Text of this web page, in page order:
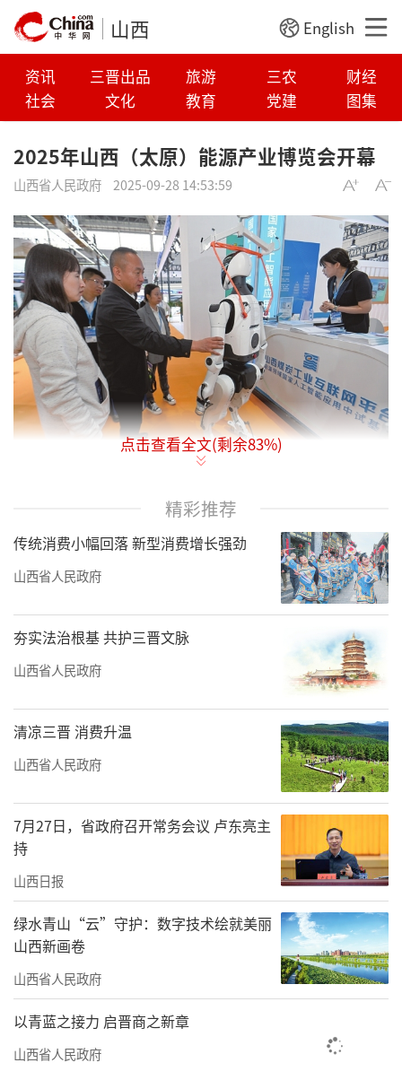
山西 English
资讯 三晋出品 旅游 三农
财经
社会
文化 教育 党建 图集
2025年山西（太原）能源产业博览会开幕
山西省人民政府 2025-09-28 14:53:59
机器人已应用于矿下主煤流皮带运输系统异物
捡取及智能巡检等工作。申晋光摄
9月27日，在2025年太原能源低碳发展论坛
举行之际，2025年山西（太原）能源产业博览
会（以下简称“能源博览会”）在山西潇河国
际会展中心拉开帷幕。
本届能源博览会以“绿色低碳转型发展构
建新型能源体系”为主题，展览面积为5万平方
米，设置主题形象展区、国际展区、绿电展
区、综合能源企业展区、能源科技创新展区、
新能源展区、智慧能源展区、绿色装备展区八
大展区，全方位展示能源产业绿色低碳转型最
新成果与发展趋势。主题形象展区以“能源革
命看山西”为主线，系统呈现了山西践行“四
个革命、一个合作”能源安全新战略的探索实
践成果。国际展区汇聚了美国特斯拉、瑞士
ABB、德国SEW赛威传动等30余家国际知名企
业，展示了氢能解决方案、智能装备等全球领
点击查看全文(剩余83%)
精彩推荐
传统消费小幅回落 新型消费增长强劲
山西省人民政府
夯实法治根基 共护三晋文脉
山西省人民政府
清凉三晋 消费升温
山西省人民政府
7月27日，省政府召开常务会议 卢东亮主
持
山西日报
绿水青山“云”守护：数字技术绘就美丽
山西新画卷
山西省人民政府
以青蓝之接力 启晋商之新章
山西省人民政府